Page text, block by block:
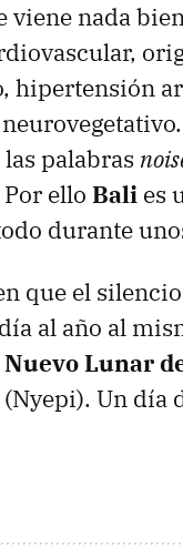
viene nada
hipertensión
palabras
ello Bali es
durante
que el
al año al
Lunar
(Nyepi). Un día